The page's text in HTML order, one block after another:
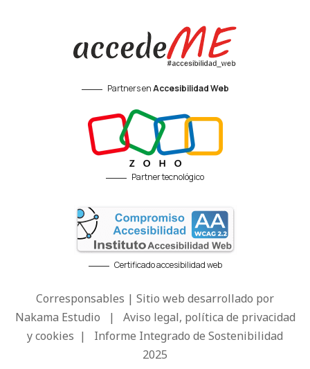
Partners enAccesibilidad Web
Partner tecnológico
Certificado accesibilidad web
Corresponsables | Sitio web desarrollado por
Nakama Estudio | Aviso legal, política de privacidad
y cookies | Informe Integrado de Sostenibilidad
2025